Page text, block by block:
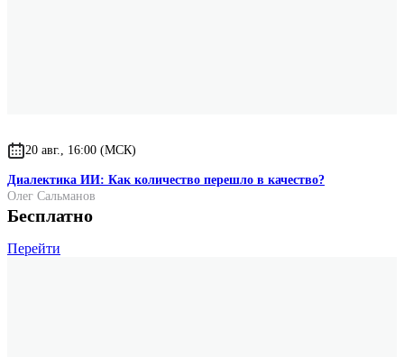
20 авг., 16:00 (МСК)
Диалектика ИИ: Как количество перешло в качество?
Олег Сальманов
Бесплатно
Перейти